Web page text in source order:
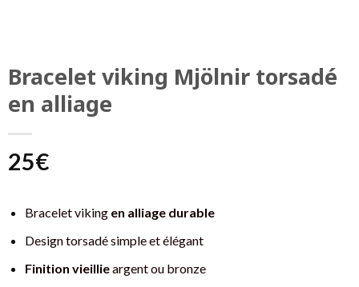
Bracelet viking Mjölnir torsadé
en alliage
25€
Bracelet viking en alliage durable
Design torsadé simple et élégant
Finition vieillieargent ou bronze